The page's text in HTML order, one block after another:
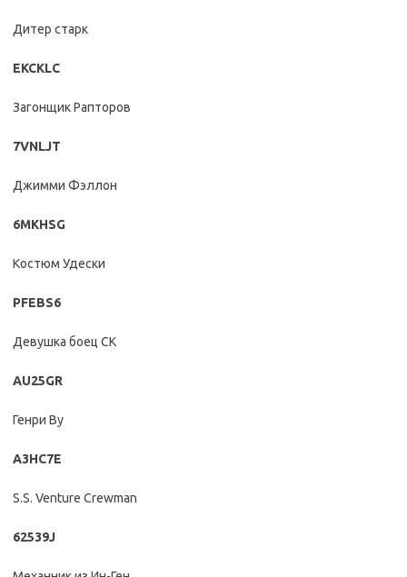
Дитер старк
EKCKLC
Загонщик Рапторов
7VNLJT
Джимми Фэллон
6MKHSG
Костюм Удески
PFEBS6
Девушка боец СК
AU25GR
Генри Ву
A3HC7E
S.S. Venture Crewman
62539J